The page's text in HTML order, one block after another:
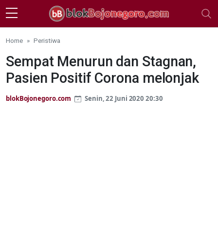
Skip to main content
Home Peristiwa
Sempat Menurun dan Stagnan,
Pasien Positif Corona melonjak
blokBojonegoro.com Senin, 22 Juni 2020 20:30